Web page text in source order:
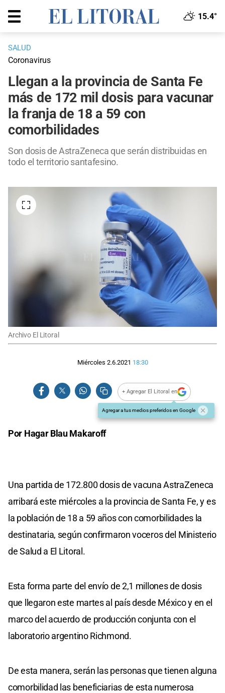
15.4°
SALUD
Coronavirus
Llegan a la provincia de Santa Fe
más de 172 mil dosis para vacunar
la franja de 18 a 59 con
comorbilidades
Son dosis de AstraZeneca que serán distribuidas en
todo el territorio santafesino.
Archivo El Litoral
Miércoles 2.6.2021 18:30
+ Agregar El Litoral en
Agregar a tus medios preferidos en Google
Por Hagar Blau Makaroff
Una partida de 172.800 dosis de vacuna AstraZeneca
arribará este miércoles a la provincia de Santa Fe, y es
la población de 18 a 59 años con comorbilidades la
destinataria, según confirmaron voceros del Ministerio
de Salud a El Litoral.
Esta forma parte del envío de 2,1 millones de dosis
que llegaron este martes al país desde México y en el
marco del acuerdo de producción conjunta con el
laboratorio argentino Richmond.
De esta manera, serán las personas que tienen alguna
comorbilidad las beneficiarias de esta numerosa